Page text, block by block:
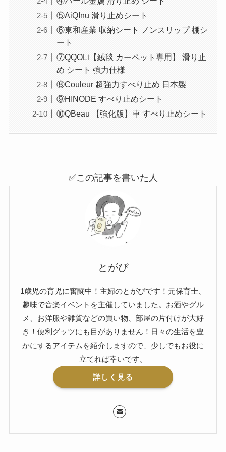
⑤AiQInu 滑り止めシート
⑥東和産業 収納シート ノンスリップ 棚シ
ート
⑦QQOLi【絨毯 カーペット専用】 滑り止
め シート 強力仕様
⑧Couleur 超強力すべり止め 日本製
⑨HINODE すべり止めシート
⑩QBeau 【強化版】車 すべり止めシート
✅この記事を書いた人
とがぴ
1歳児の育児に奮闘中！主婦のとがぴです！元保育士、
趣味で音楽イベントを主催していました。お酒やグル
メ、お洋服や雑貨などの買い物、部屋の片付けが大好
き！便利グッツにも目がありません！日々の生活を豊
かにするアイテムを紹介しますので、少しでもお役に
立てれば幸いです。
詳しく見る